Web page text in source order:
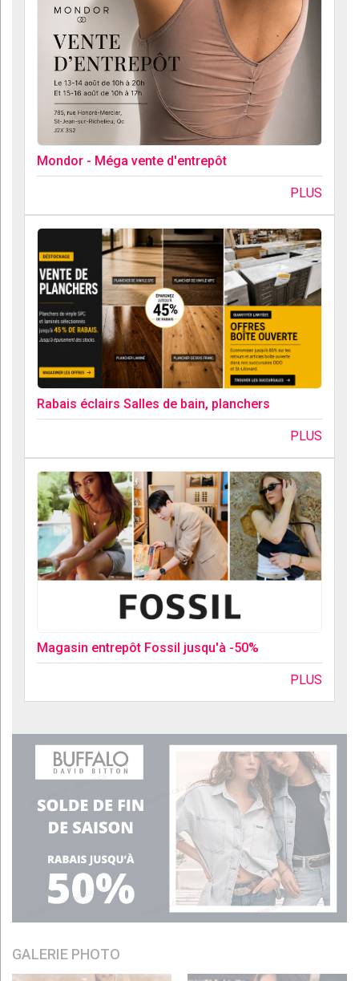
Mondor - Méga vente d'entrepôt
PLUS
Rabais éclairs Salles de bain, planchers
PLUS
Magasin entrepôt Fossil jusqu'à -50%
PLUS
GALERIE PHOTO